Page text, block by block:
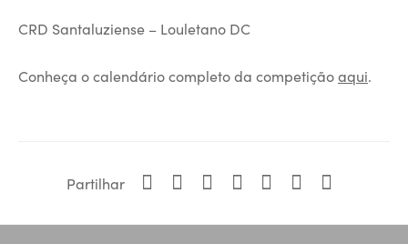
CRD Santaluziense – Louletano DC
Conheça o calendário completo da competiçãoaqui.
Partilhar